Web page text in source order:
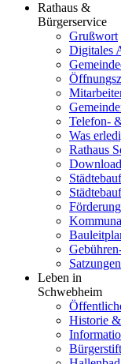
Rathaus &
Bürgerservice
Grußwort
Digitales
Telefon-
Was
Rathaus
Leben in
Schwebheim
Historie